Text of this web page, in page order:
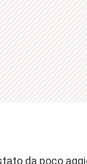
da poco